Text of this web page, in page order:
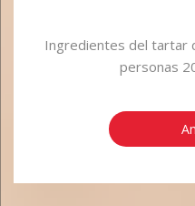
Ingredientes del tartar
personas